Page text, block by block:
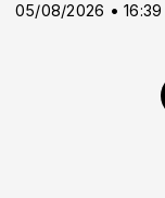
05/08/2026 • 16:39